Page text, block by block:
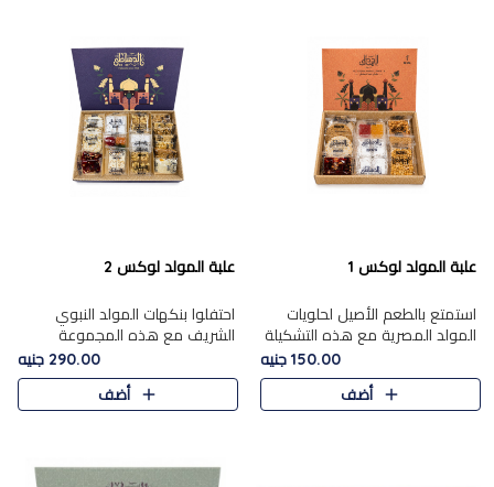
علبة المولد لوكس 1
استمتع بالطعم الأصيل لحلويات
المولد المصرية مع هذه التشكيلة
المختارة بعناية من 9 قطع. تتضمن
التشكيلة جوزرية مع فول،ملبان
150.00 جنيه
أضف
علبة المولد لوكس 2
احتفلوا بنكهات المولد النبوي
الشريف مع هذه المجموعة
الفاخرة المكونة من 19 قطعة،
والتي تم اختيارها بعناية فائقة لتُبرز
تشكيلة واسعة من الحلويات
290.00 جنيه
أضف